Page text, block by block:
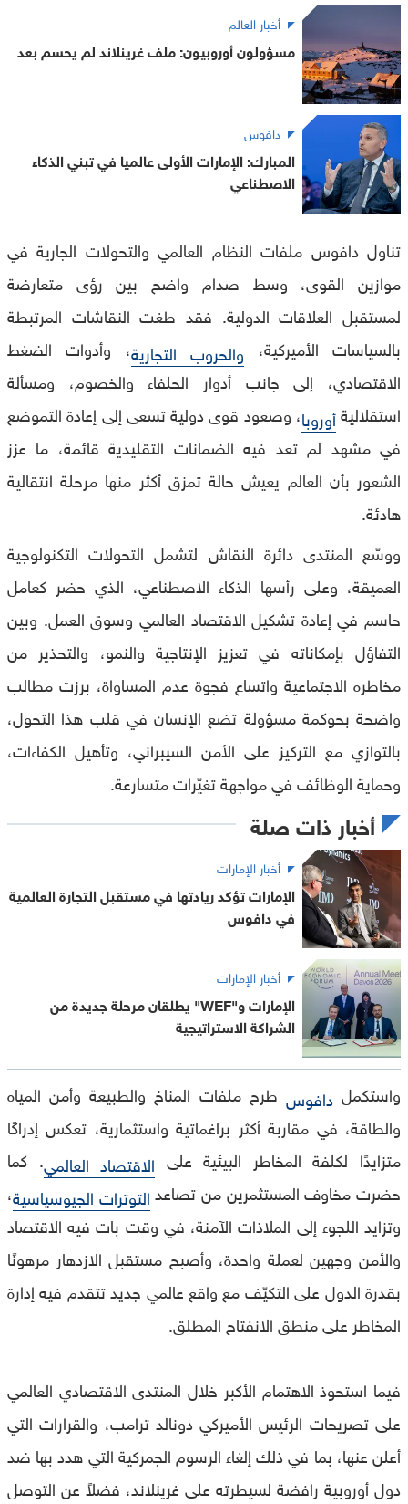
أخبار العالم
مسؤولون أوروبيون: ملف غرينلاند لم يحسم بعد
دافوس
المبارك: الإمارات الأولى عالميا في تبني الذكاء
الاصطناعي
تناول دافوس ملفات النظام العالمي والتحولات الجارية في
موازين القوى، وسط صدام واضح بين رؤى متعارضة
لمستقبل العلاقات الدولية. فقد طغت النقاشات المرتبطة
بالسياسات الأميركية، والحروب التجارية، وأدوات الضغط
الاقتصادي، إلى جانب أدوار الحلفاء والخصوم، ومسألة
استقلاليةأوروبا، وصعود قوى دولية تسعى إلى إعادة التموضع
في مشهد لم تعد فيه الضمانات التقليدية قائمة، ما عزز
الشعور بأن العالم يعيش حالة تمزق أكثر منها مرحلة انتقالية
هادئة.
ووسّع المنتدى دائرة النقاش لتشمل التحولات التكنولوجية
العميقة، وعلى رأسها الذكاء الاصطناعي، الذي حضر كعامل
حاسم في إعادة تشكيل الاقتصاد العالمي وسوق العمل. وبين
التفاؤل بإمكاناته في تعزيز الإنتاجية والنمو، والتحذير من
مخاطره الاجتماعية واتساع فجوة عدم المساواة، برزت مطالب
واضحة بحوكمة مسؤولة تضع الإنسان في قلب هذا التحول،
بالتوازي مع التركيز على الأمن السيبراني، وتأهيل الكفاءات،
وحماية الوظائف في مواجهة تغيّرات متسارعة.
أخبار ذات صلة
أخبار الإمارات
الإمارات تؤكد ريادتها في مستقبل التجارة العالمية
في دافوس
أخبار الإمارات
الإمارات و"WEF" يطلقان مرحلة جديدة من
الشراكة الاستراتيجية
واستكمل دافوس طرح ملفات المناخ والطبيعة وأمن المياه
والطاقة، في مقاربة أكثر براغماتية واستثمارية، تعكس إدراكًا
متزايدًا لكلفة المخاطر البيئية على الاقتصاد العالمي. كما
حضرت مخاوف المستثمرين من تصاعدالتوترات الجيوسياسية،
وتزايد اللجوء إلى الملاذات الآمنة، في وقت بات فيه الاقتصاد
والأمن وجهين لعملة واحدة، وأصبح مستقبل الازدهار مرهونًا
بقدرة الدول على التكيّف مع واقع عالمي جديد تتقدم فيه إدارة
المخاطر على منطق الانفتاح المطلق.
فيما استحوذ الاهتمام الأكبر خلال المنتدى الاقتصادي العالمي
على تصريحات الرئيس الأميركي دونالد ترامب، والقرارات التي
أعلن عنها، بما في ذلك إلغاء الرسوم الجمركية التي هدد بها ضد
دول أوروبية رافضة لسيطرته على غرينلاند، فضلاً عن التوصل